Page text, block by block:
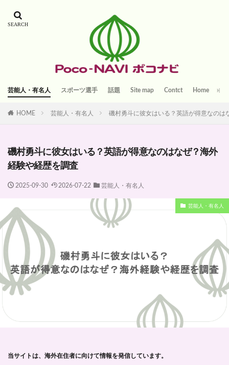
芸能人・有名人 スポーツ選手 話題 Site map Contct Home
HOME 芸能人・有名人 磯村勇斗に彼女はいる？英語が得意なのは
磯村勇斗に彼女はいる？英語が得意なのはなぜ？海外
経験や経歴を調査
2025-09-30 2026-07-22 芸能人・有名人
芸能人・有名人
当サイトは、海外在住者に向けて情報を発信しています。